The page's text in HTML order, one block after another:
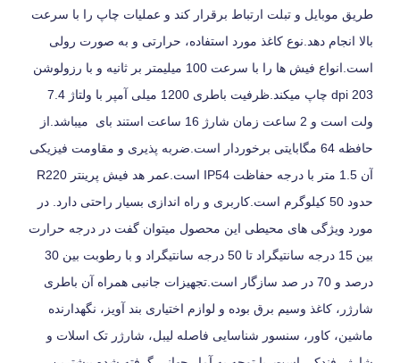
طریق موبایل و تبلت ارتباط برقرار کند و عملیات چاپ را با سرعت
بالا انجام دهد.نوع کاغذ مورد استفاده، حرارتی و به صورت رولی
است.انواع فیش ها را با سرعت 100 میلیمتر بر ثانیه و با رزولوشن
203 dpi چاپ میکند.ظرفیت باطری 1200 میلی آمپر با ولتاژ 7.4
ولت است و 2 ساعت زمان شارژ 16 ساعت استند بای میباشد.از
حافظه 64 مگابایتی برخوردار است.ضربه پذیری و مقاومت فیزیکی
آن 1.5 متر با درجه حفاظت IP54 است.عمر هد فیش پرینتر R220
حدود 50 کیلوگرم است.کاربری و راه اندازی بسیار راحتی دارد. در
مورد ویژگی های محیطی این محصول میتوان گفت در درجه حرارت
بین 15 درجه سانتیگراد تا 50 درجه سانتیگراد و با رطوبت بین 30
درصد و 70 در صد سازگار است.تجهیزات جانبی همراه آن باطری
شارژر، کاغذ وسیم برق بوده و لوازم اختیاری بند آویز، نگهدارنده
ماشین، کاور، سنسور شناسایی فاصله لیبل، شارژر تک اسلات و